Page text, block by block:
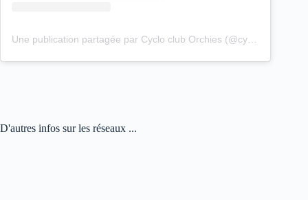
D'autres infos sur les réseaux ...